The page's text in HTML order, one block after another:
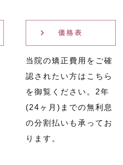
価格表
当院の矯正費用をご確
認されたい方はこちら
を御覧ください。2年
(24ヶ月)までの無利息
の分割払いも承ってお
ります。